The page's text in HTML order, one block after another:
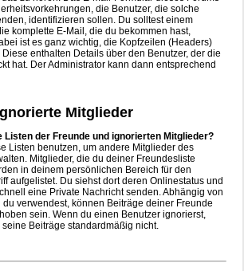
die Benutzer, die solche
identifizieren sollen. Du solltest einem
komplette E-Mail, die du bekommen hast,
ist es ganz wichtig, die Kopfzeilen (Headers)
enthalten Details über den Benutzer, der die
hat. Der Administrator kann dann entsprechend
Mitglieder
Listen der Freunde und ignorierten Mitglieder?
Listen benutzen, um andere Mitglieder des
Mitglieder, die du deiner Freundesliste
in deinem persönlichen Bereich für den
aufgelistet. Du siehst dort deren Onlinestatus und
eine Private Nachricht senden. Abhängig von
du verwendest, können Beiträge deiner Freunde
sein. Wenn du einen Benutzer ignorierst,
Beiträge standardmäßig nicht.